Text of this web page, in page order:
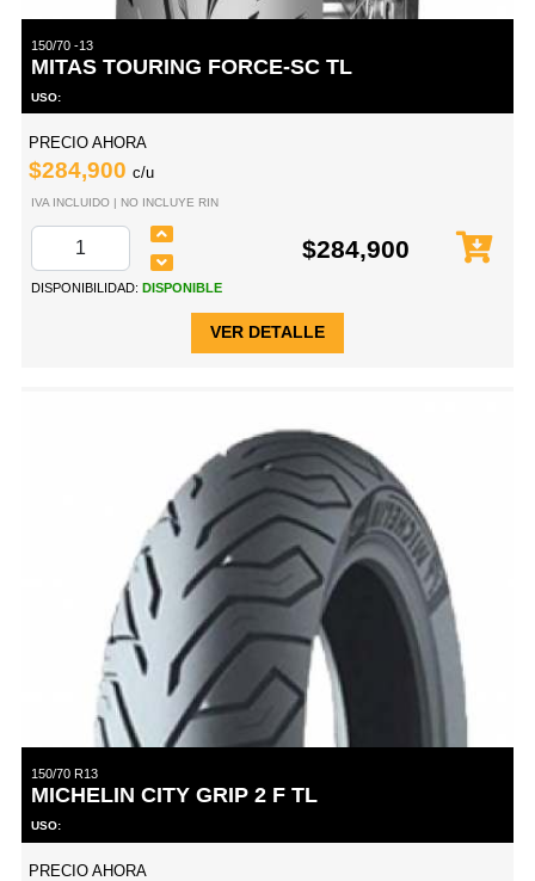
150/70 -13
MITAS TOURING FORCE-SC TL
USO:
PRECIO AHORA
$284,900 c/u
IVA INCLUIDO | NO INCLUYE RIN
$284,900
DISPONIBILIDAD: DISPONIBLE
VER DETALLE
150/70 R13
MICHELIN CITY GRIP 2 F TL
USO:
PRECIO AHORA